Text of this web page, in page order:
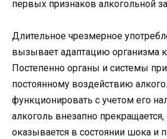
первых признаков алкогольной
Длительное чрезмерное
вызывает адаптацию организма
Постепенно органы и системы
постоянному воздействию
функционировать с учетом его
алкоголь внезапно
оказывается в состоянии шока и